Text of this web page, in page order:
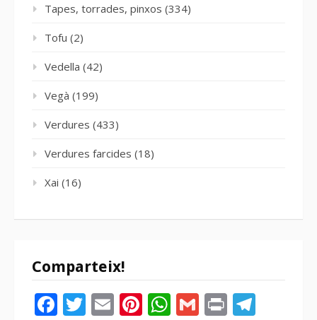
Tapes, torrades, pinxos (334)
Tofu (2)
Vedella (42)
Vegà (199)
Verdures (433)
Verdures farcides (18)
Xai (16)
Comparteix!
Facebook
Twitter
EmailPinterest
WhatsApp
Gmail
Print